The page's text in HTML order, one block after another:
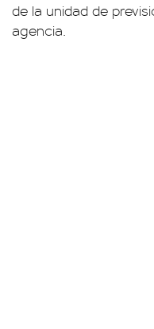
de la unidad de
agencia.